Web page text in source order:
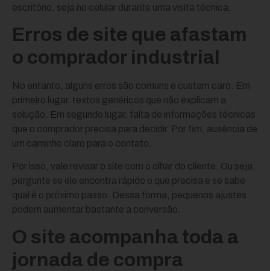
escritório, seja no celular durante uma visita técnica.
Erros de site que afastam
o comprador industrial
No entanto, alguns erros são comuns e custam caro. Em
primeiro lugar, textos genéricos que não explicam a
solução. Em segundo lugar, falta de informações técnicas
que o comprador precisa para decidir. Por fim, ausência de
um caminho claro para o contato.
Por isso, vale revisar o site com o olhar do cliente. Ou seja,
pergunte se ele encontra rápido o que precisa e se sabe
qual é o próximo passo. Dessa forma, pequenos ajustes
podem aumentar bastante a conversão.
O site acompanha toda a
jornada de compra